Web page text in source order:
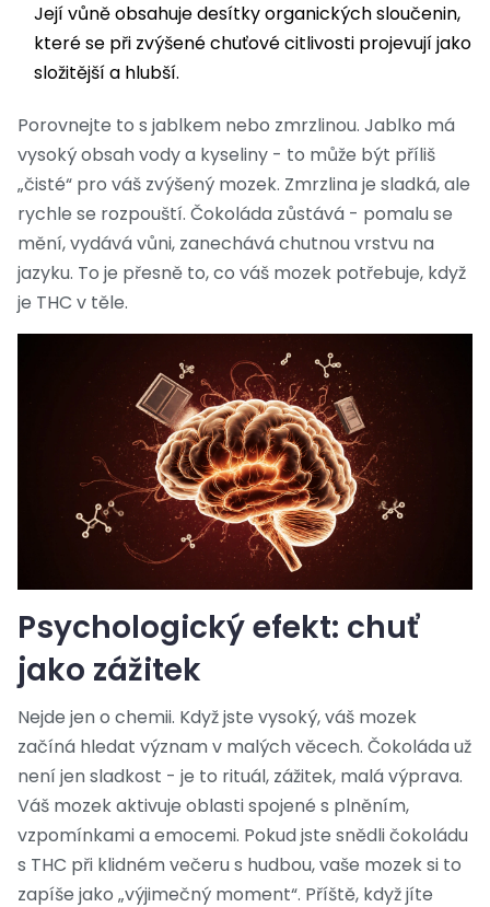
Její vůně obsahuje desítky organických sloučenin,
které se při zvýšené chuťové citlivosti projevují jako
složitější a hlubší.
Porovnejte to s jablkem nebo zmrzlinou. Jablko má
vysoký obsah vody a kyseliny - to může být příliš
„čisté“ pro váš zvýšený mozek. Zmrzlina je sladká, ale
rychle se rozpouští. Čokoláda zůstává - pomalu se
mění, vydává vůni, zanechává chutnou vrstvu na
jazyku. To je přesně to, co váš mozek potřebuje, když
je THC v těle.
Psychologický efekt: chuť
jako zážitek
Nejde jen o chemii. Když jste vysoký, váš mozek
začíná hledat význam v malých věcech. Čokoláda už
není jen sladkost - je to rituál, zážitek, malá výprava.
Váš mozek aktivuje oblasti spojené s plněním,
vzpomínkami a emocemi. Pokud jste snědli čokoládu
s THC při klidném večeru s hudbou, vaše mozek si to
zapíše jako „výjimečný moment“. Příště, když jíte